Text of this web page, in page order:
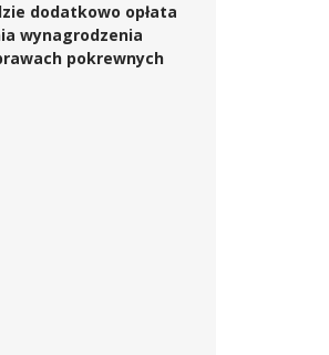
dodatkowo opłata
wynagrodzenia
pokrewnych